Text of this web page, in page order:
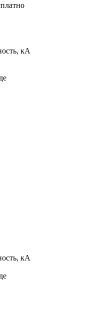
кА
кА